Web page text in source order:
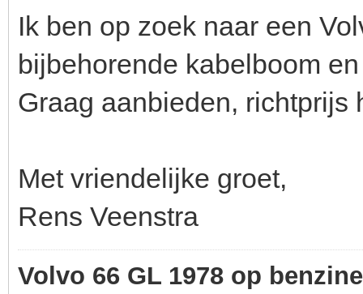
Ik ben op zoek naar een
bijbehorende kabelboom
Graag aanbieden,
Met vriendelijke groet,
Rens Veenstra
Volvo 66 GL 1978 op benzine